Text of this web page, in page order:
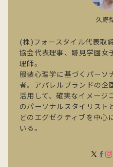
久野
(株)フォースタイル代表取
協会代表理事、跡見学園女
理師。
服装心理学に基づくパーソ
者。アパレルブランドの企
活用して、確実なイメージ
のパーソナルスタイリスト
どのエグゼクティブを中心
いる。